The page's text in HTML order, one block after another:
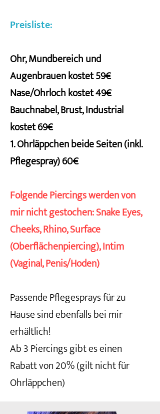
Preisliste:
Ohr, Mundbereich und
Augenbrauen kostet 59€
Nase/Ohrloch kostet 49€
Bauchnabel, Brust, Industrial
kostet 69€
1. Ohrläppchen beide Seiten (inkl.
Pflegespray) 60€
Folgende Piercings werden von
mir nicht gestochen: Snake Eyes,
Cheeks, Rhino, Surface
(Oberflächenpiercing), Intim
(Vaginal, Penis/Hoden)
Passende Pflegesprays für zu
Hause sind ebenfalls bei mir
erhältlich!
Ab 3 Piercings gibt es einen
Rabatt von 20% (gilt nicht für
Ohrläppchen)